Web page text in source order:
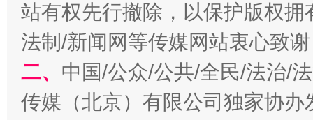
揭开“小金库”的免责幌子
站有权先行撤除，以保护版权
法制/新闻网等传媒网站衷心致
二、 中国/公众/公共/全民/法治/
传媒（北京）有限公司独家协